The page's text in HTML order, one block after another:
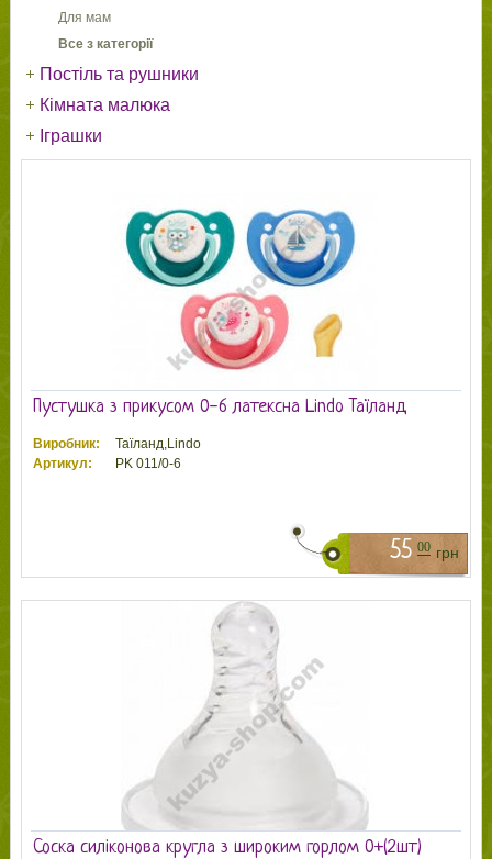
Для мам
Все з категорії
Постіль та рушники
Кімната малюка
Іграшки
Пустушка з прикусом 0-6 латексна Lindo Таїланд
Виробник:
Таїланд,Lindo
Артикул:
PK 011/0-6
55 00 грн
Соска силіконова кругла з широким горлом 0+(2шт)